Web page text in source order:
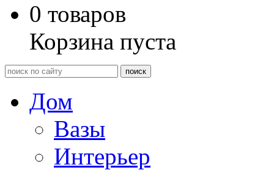
0 товаров
Корзина пуста
Дом
Вазы
Интерьер